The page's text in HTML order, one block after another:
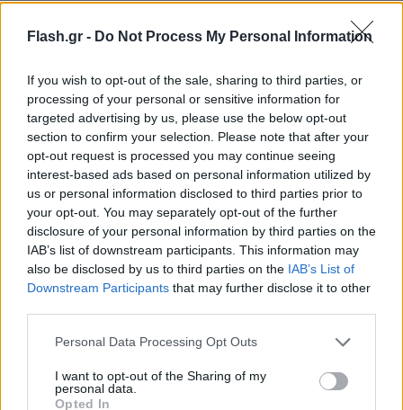
Flash.gr - Do Not Process My Personal Information
If you wish to opt-out of the sale, sharing to third parties, or
processing of your personal or sensitive information for
targeted advertising by us, please use the below opt-out
section to confirm your selection. Please note that after your
opt-out request is processed you may continue seeing
interest-based ads based on personal information utilized by
us or personal information disclosed to third parties prior to
your opt-out. You may separately opt-out of the further
disclosure of your personal information by third parties on the
IAB’s list of downstream participants. This information may
also be disclosed by us to third parties on the IAB’s List of
Downstream Participants that may further disclose it to other
Please note that this website/app uses one or more Google
not limited to your visit or usage behaviour. You may click to
grant or deny consent to Google and its third-party tags to
Personal Data Processing Opt Outs
I want to opt-out of the Sharing of my
personal data.
Opted In